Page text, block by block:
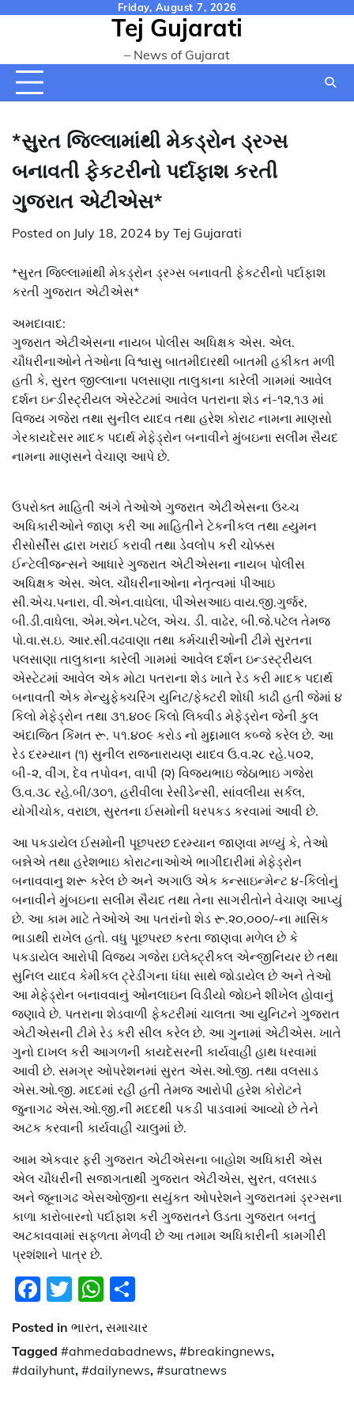
Friday, August 7, 2026
Tej Gujarati
– News of Gujarat
*સુરત જિલ્લામાંથી મેકડ્રોન ડ્રગ્સ
બનાવતી ફેકટરીનો પર્દાફાશ કરતી
ગુજરાત એટીએસ*
Posted on July 18, 2024 by Tej Gujarati
*સુરત જિલ્લામાંથી મેકડ્રોન ડ્રગ્સ બનાવતી ફેકટરીનો પર્દાફાશ
કરતી ગુજરાત એટીએસ*
અમદાવાદ:
ગુજરાત એટીએસના નાયબ પોલીસ અધિક્ષક એસ. એલ.
ચૌધરીનાઓને તેઓના વિશ્વાસુ બાતમીદારથી બાતમી હકીકત મળી
હતી કે, સુરત જીલ્લાના પલસાણા તાલુકાના કારેલી ગામમાં આવેલ
દર્શન ઇન્ડીસ્ટ્રીયલ એસ્ટેટમાં આવેલ પતરાના શેડ નં-૧૨,૧૩ માં
વિજય ગજેરા તથા સુનીલ યાદવ તથા હરેશ કોરાટ નામના માણસો
ગેરકાયદેસર માદક પદાર્થ મેફેડ્રોન બનાવીને મુંબઇના સલીમ સૈયદ
નામના માણસને વેચાણ આપે છે.
ઉપરોક્ત માહિતી અંગે તેઓએ ગુજરાત એટીએસના ઉચ્ચ
અધિકારીઓને જાણ કરી આ માહિતીને ટેકનીકલ તથા હ્યુમન
રીસોર્સીસ દ્વારા ખરાઈ કરાવી તથા ડેવલોપ કરી ચોક્કસ
ઈન્ટેલીજન્સને આધારે ગુજરાત એટીએસના નાયબ પોલીસ
અધિક્ષક એસ. એલ. ચૌધરીનાઓના નેતૃત્વમાં પીઆઇ
સી.એચ.પનારા, વી.એન.વાઘેલા, પીએસઆઇ વાય.જી.ગુર્જર,
બી.ડી.વાધેલા, એમ.એન.પટેલ, એચ. ડી. વાઢેર, બી.જે.પટેલ તેમજ
પો.વા.સ.ઇ. આર.સી.વઢવાણા તથા કર્મચારીઓની ટીમે સુરતના
પલસાણા તાલુકાના કારેલી ગામમાં આવેલ દર્શન ઇન્ડસ્ટ્રીયલ
એસ્ટેટમાં આવેલ એક મોટા પતરાના શેડ ખાતે રેડ કરી માદક પદાર્થ
બનાવતી એક મેન્યુફેક્ચરિંગ યુનિટ/ફેક્ટરી શોધી કાઢી હતી જેમાં ૪
કિલો મેફેડ્રોન તથા ૩૧.૪૦૯ કિલો લિક્વીડ મેફેડ્રોન જેની કુલ
અંદાજિત કિંમત રૂ. ૫૧.૪૦૯ કરોડ નો મુદ્દામાલ કબ્જે કરેલ છે. આ
રેડ દરમ્યાન (૧) સુનીલ રાજનારાયણ યાદવ ઉ.વ.૨૮ રહે.૫૦૨,
બી-૨, વીંગ, દેવ તપોવન, વાપી (૨) વિજયભાઇ જેઠાભાઇ ગજેરા
ઉ.વ.૩૮ રહે.બી/૩૦૧, હરીવીલા રેસીડેન્સી, સાંવલીયા સર્કલ,
યોગીચોક, વરાછા, સુરતના ઈસમોની ધરપકડ કરવામાં આવી છે.
આ પકડાયેલ ઈસમોની પૂછપરછ દરમ્યાન જાણવા મળ્યું કે, તેઓ
બન્નેએ તથા હરેશભાઇ કોરાટનાઓએ ભાગીદારીમાં મેફેડ્રોન
બનાવવાનુ શરૂ કરેલ છે અને અગાઉ એક કન્સાઇન્મેન્ટ ૪-કિલોનું
બનાવીને મુંબઇના સલીમ સૈયદ તથા તેના સાગરીતોને વેચાણ આપ્યું
છે. આ કામ માટે તેઓએ આ પતરાંનો શેડ રૂ.૨૦,૦૦૦/-ના માસિક
ભાડાથી રાખેલ હતો. વધુ પૂછપરછ કરતા જાણવા મળેલ છે કે
પકડાયેલ આરોપી વિજય ગજેરા ઇલેક્ટ્રીકલ એન્જીનિયર છે તથા
સુનિલ યાદવ કેમીકલ ટ્રેડીંગના ધંધા સાથે જોડાયેલ છે અને તેઓ
આ મેફેડ્રોન બનાવવાનું ઓનલાઇન વિડીયો જોઇને શીખેલ હોવાનું
જણાવે છે. પતરાના શેડવાળી ફેકટરીમાં ચાલતા આ યુનિટને ગુજરાત
એટીએસની ટીમે રેડ કરી સીલ કરેલ છે. આ ગુનામાં એટીએસ. ખાતે
ગુનો દાખલ કરી આગળની કાયદેસરની કાર્યવાહી હાથ ધરવામાં
આવી છે. સમગ્ર ઓપરેશનમાં સુરત એસ.ઓ.જી. તથા વલસાડ
એસ.ઓ.જી. મદદમાં રહી હતી તેમજ આરોપી હરેશ કોરોટને
જુનાગઢ એસ.ઓ.જી.ની મદદથી પકડી પાડવામાં આવ્યો છે તેને
અટક કરવાની કાર્યવાહી ચાલુમાં છે.
આમ એકવાર ફરી ગુજરાત એટીએસના બાહોશ અધિકારી એસ
એલ ચૌધરીની સજાગતાથી ગુજરાત એટીએસ, સુરત, વલસાડ
અને જૂનાગઢ એસઓજીના સયુંકત ઓપરેશને ગુજરાતમાં ડ્રગ્સના
કાળા કારોબારનો પર્દાફાશ કરી ગુજરાતને ઉડતા ગુજરાત બનતું
અટકાવવામાં સફળતા મેળવી છે આ તમામ અધિકારીની કામગીરી
પ્રશંશાને પાત્ર છે.
Facebook
TwitterWhatsApp
Posted in ભારત, સમાચાર
Tagged #ahmedabadnews, #breakingnews,
#dailyhunt, #dailynews, #suratnews